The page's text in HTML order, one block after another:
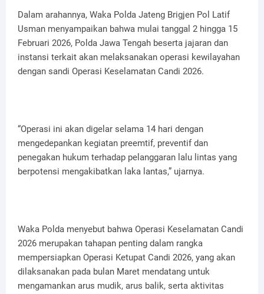
Dalam arahannya, Waka Polda Jateng Brigjen Pol Latif
Usman menyampaikan bahwa mulai tanggal 2 hingga 15
Februari 2026, Polda Jawa Tengah beserta jajaran dan
instansi terkait akan melaksanakan operasi kewilayahan
dengan sandi Operasi Keselamatan Candi 2026.
“Operasi ini akan digelar selama 14 hari dengan
mengedepankan kegiatan preemtif, preventif dan
penegakan hukum terhadap pelanggaran lalu lintas yang
berpotensi mengakibatkan laka lantas,” ujarnya.
Waka Polda menyebut bahwa Operasi Keselamatan Candi
2026 merupakan tahapan penting dalam rangka
mempersiapkan Operasi Ketupat Candi 2026, yang akan
dilaksanakan pada bulan Maret mendatang untuk
mengamankan arus mudik, arus balik, serta aktivitas